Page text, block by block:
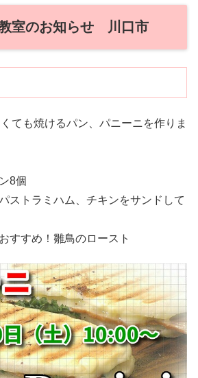
室のお知らせ 川口市
ても焼けるパン、パニーニを作りま
8個
ストラミハム、チキンをサンドして
すめ！雛鳥のロースト